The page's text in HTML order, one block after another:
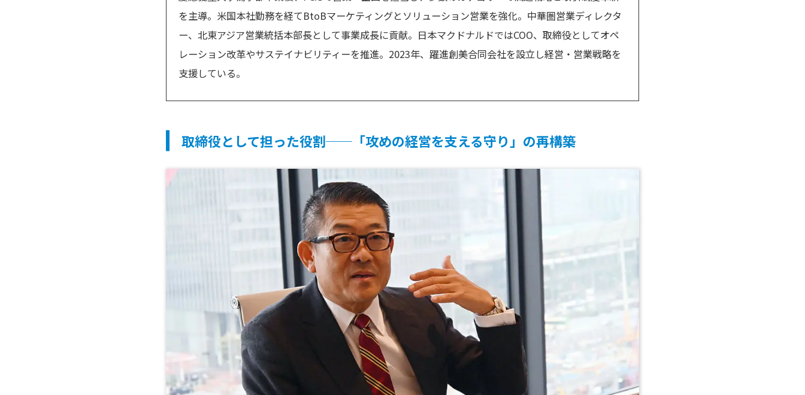
を主導。米国本社勤務を経てBtoBマーケティングとソリューション営業を強化。中華圏営業ディレクタ
ー、北東アジア営業統括本部長として事業成長に貢献。日本マクドナルドではCOO、取締役としてオペ
レーション改革やサステイナビリティーを推進。2023年、躍進創美合同会社を設立し経営・営業戦略を
支援している。
取締役として担った役割──「攻めの経営を支える守り」の再構築